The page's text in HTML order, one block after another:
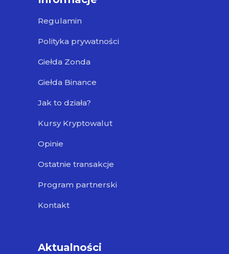
Regulamin
Polityka prywatności
Giełda Zonda
Giełda Binance
Jak to działa?
Kursy Kryptowalut
Opinie
Ostatnie transakcje
Program partnerski
Kontakt
Aktualności